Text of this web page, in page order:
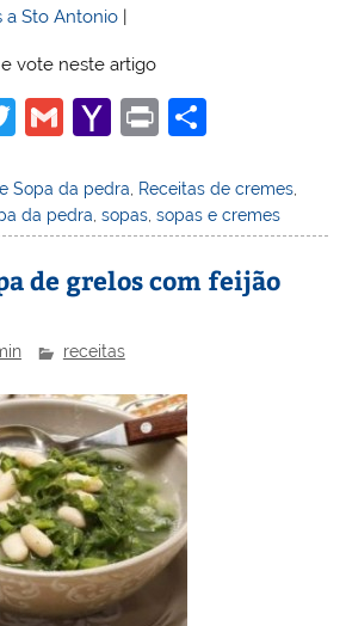
a Sto Antonio |
vote neste artigo
T
itt
er
G
ai
l
Y
h
o
o
ai
l
Pr
t
ar
e
Sopa da pedra, Receitas de cremes,
da pedra ,sopas ,sopas e cremes
de grelos com feijão
receitas